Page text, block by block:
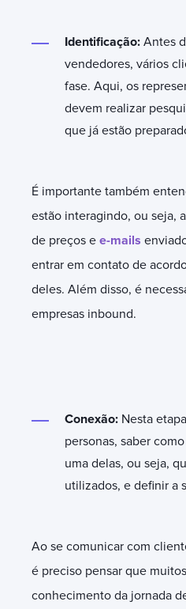
Identificação: Antes
vendedores, vários
fase. Aqui, os
devem realizar
que já estão
É importante também
estão interagindo, ou seja,
de preços e e-mails
entrar em contato de
deles. Além disso, é
empresas inbound.
Conexão: Nesta
personas, saber
uma delas, ou seja,
utilizados, e definir a
Ao se comunicar com
é preciso pensar que
conhecimento da jornada